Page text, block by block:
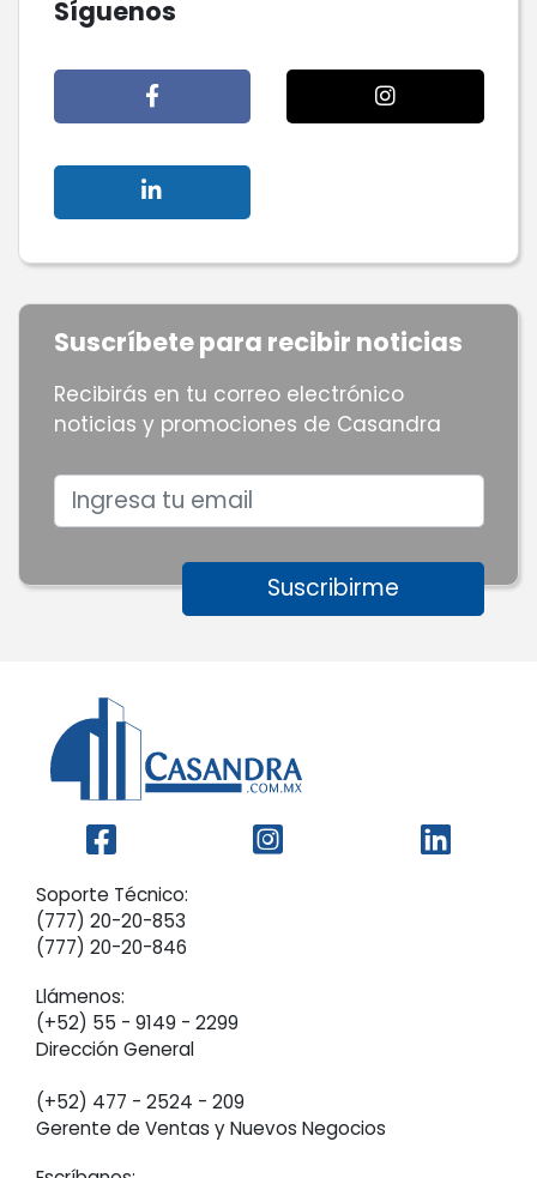
Síguenos
Suscríbete para recibir noticias
Recibirás en tu correo electrónico
noticias y promociones de Casandra
Soporte Técnico:
(777) 20-20-853
(777) 20-20-846
Llámenos:
(+52) 55 - 9149 - 2299‬
Dirección General
(+52) 477 - 2524 - 209
Gerente de Ventas y Nuevos Negocios